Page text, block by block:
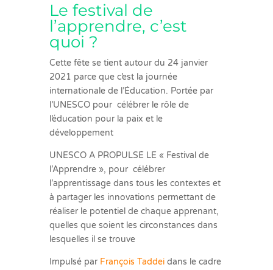
Le festival de
l’apprendre, c’est
quoi ?
Cette fête se tient autour du 24 janvier
2021 parce que c’est la journée
internationale de l’Éducation. Portée par
l’UNESCO pour célébrer le rôle de
l’éducation pour la paix et le
développement
UNESCO A PROPULSÉ LE « Festival de
l’Apprendre », pour célébrer
l’apprentissage dans tous les contextes et
à partager les innovations permettant de
réaliser le potentiel de chaque apprenant,
quelles que soient les circonstances dans
lesquelles il se trouve
Impulsé parFrançois Taddeidans le cadre